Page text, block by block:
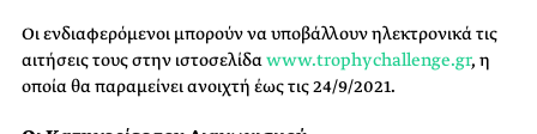
Οι ενδιαφερόμενοι μπορούν να υποβάλλουν ηλεκτρονικά τις
αιτήσεις τους στην ιστοσελίδαwww.trophychallenge.gr, η
οποία θα παραμείνει ανοιχτή έως τις 24/9/2021.